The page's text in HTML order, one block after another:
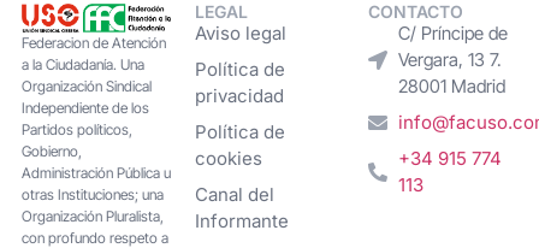
Federacion de Atención
a la Ciudadanía. Una
Organización Sindical
Independiente de los
Partidos políticos,
Gobierno,
Administración Pública u
otras Instituciones; una
Organización Pluralista,
con profundo respeto a
LEGAL
Aviso legal
Política de
privacidad
Política de
cookies
Canal del
Informante
CONTACTO
C/ Príncipe de
Vergara, 13 7.
28001 Madrid
+34 915 774
113